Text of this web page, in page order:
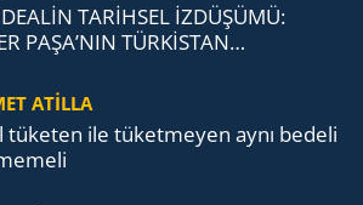
TARİHSEL İZDÜŞÜMÜ:
PAŞA’NIN TÜRKİSTAN
UZANAN MİRASI
ATİLLA
tü­ke­ten ile tü­ket­me­yen aynı be­de­li